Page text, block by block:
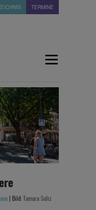
TERMINE
| Bild: Tamara Soliz